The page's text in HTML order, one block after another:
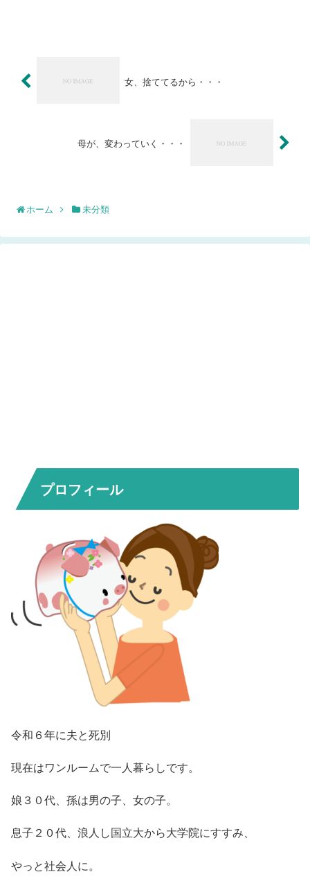
女、捨ててるから・・・
母が、変わっていく・・・
ホーム 未分類
プロフィール
令和６年に夫と死別
現在はワンルームで一人暮らしです。
娘３０代、孫は男の子、女の子。
息子２０代、浪人し国立大から大学院にすすみ、
やっと社会人に。